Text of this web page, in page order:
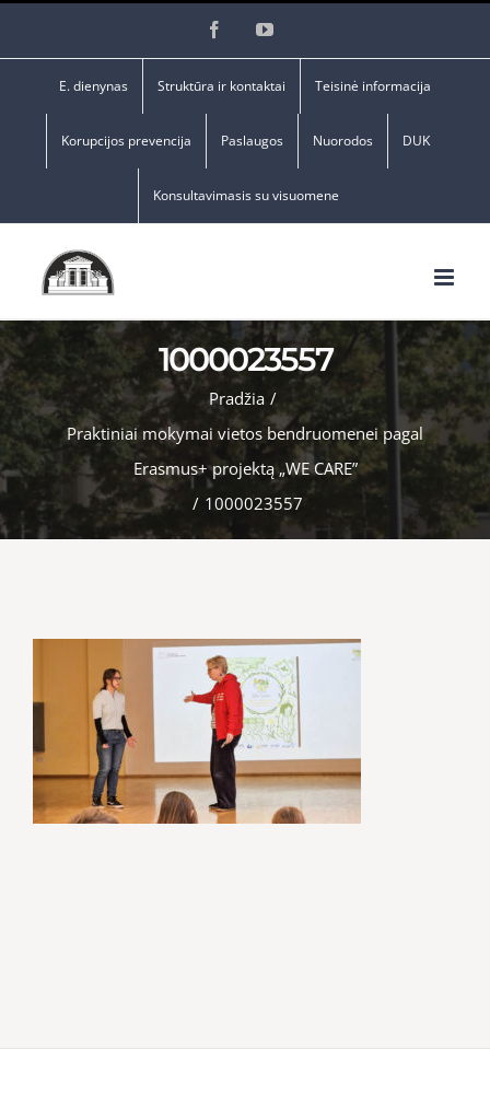
FacebookYouTube
E. dienynas Struktūra ir kontaktai Teisinė informacija
Korupcijos prevencija Paslaugos Nuorodos DUK
Konsultavimasis su visuomene
1000023557
Pradžia /
Praktiniai mokymai vietos bendruomenei pagal
Erasmus+ projektą „WE CARE”
/ 1000023557